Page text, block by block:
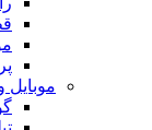
موبایل